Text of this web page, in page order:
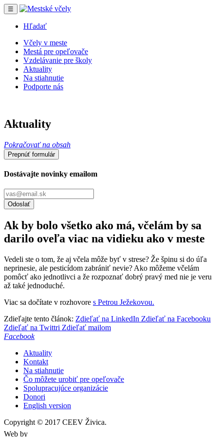
☰
Hľadať
Včely v meste
Mestá pre opeľovače
Vzdelávanie pre školy
Aktuality
Na stiahnutie
Podporte nás
Aktuality
Pokračovať na obsah
Prepnúť formulár
Dostávajte novinky emailom
Odoslať
Ak by bolo všetko ako má, včelám by sa
darilo oveľa viac na vidieku ako v meste
Vedeli ste o tom, že aj včela môže byť v strese? Že špinu si do úľa
neprinesie, ale pesticídom zabrániť nevie? Ako môžeme včelám
pomôcť ako jednotlivci a že rozpoznať dobrý pravý med nie je veru
až také jednoduché.
Viac sa dočítate v rozhovore s Petrou Ježekovou.
Zdieľajte tento článok: Zdieľať na LinkedIn Zdieľať na Facebooku
Zdieľať na Twittri Zdieľať mailom
Facebook
Aktuality
Kontakt
Na stiahnutie
Čo môžete urobiť pre opeľovače
Spolupracujúce organizácie
Donori
English version
Copyright © 2017 CEEV Živica.
Web by